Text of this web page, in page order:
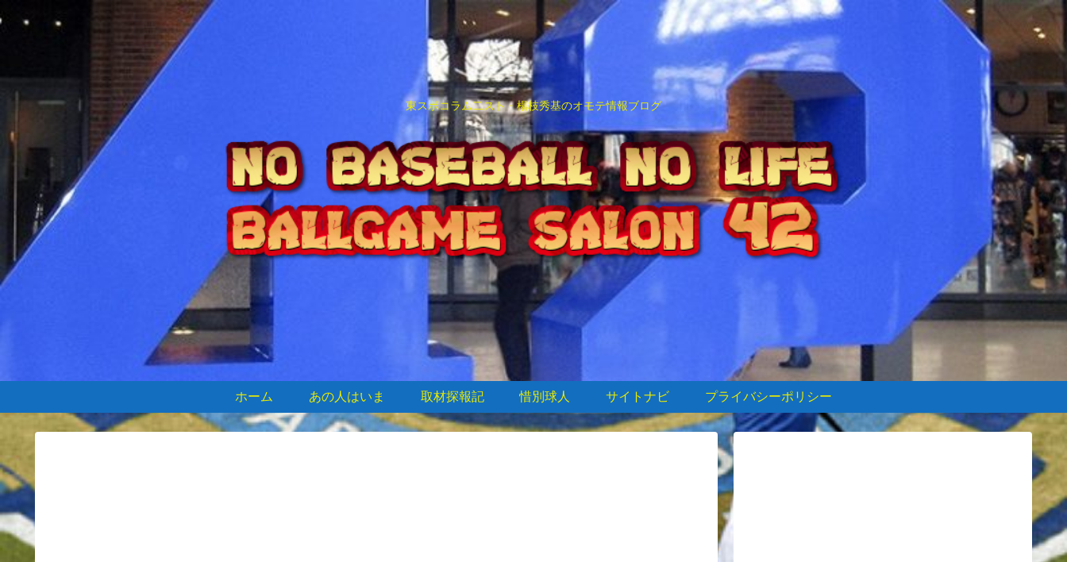
東スポコラム二スト・楊枝秀基のオモテ情報ブログ
ホーム あの人はいま 取材探報記 惜別球人 サイトナビ プライバシーポリシー